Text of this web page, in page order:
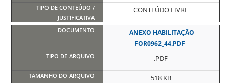
CONTEÚDO LIVRE
ANEXO HABILITAÇÃO
FOR0962_44.PDF
.PDF
518 KB